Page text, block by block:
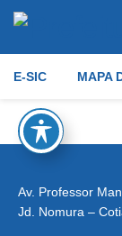
E-SIC MAPA
Av. Professor
Jd. Nomura –